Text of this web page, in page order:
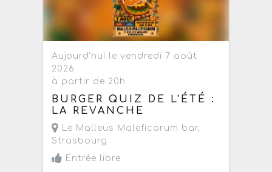
Aujourd'hui le vendredi 7 août
2026
à partir de 20h
BURGER QUIZ DE L'ÉTÉ :
LA REVANCHE
Le Malleus Maleficarum bar,
Strasbourg
Entrée libre